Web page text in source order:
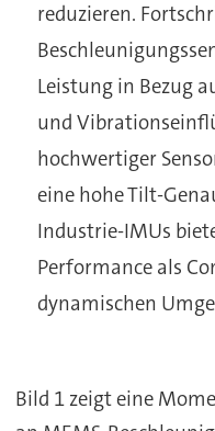
reduzieren.
Leistung in Bezug
und
hochwertiger
eine hohe Tilt-
Industrie-IMUs
Performance als
dynamischen
Bild 1 zeigt eine